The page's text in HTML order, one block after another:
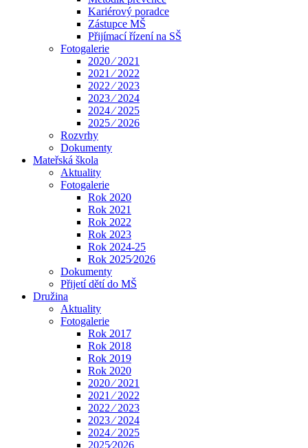
Kariérový poradce
Zástupce MŠ
Přijímací řízení na SŠ
Fotogalerie
2020 ⁄ 2021
2021 ⁄ 2022
2022 ⁄ 2023
2023 ⁄ 2024
2024 ⁄ 2025
2025 ⁄ 2026
Rozvrhy
Dokumenty
Mateřská škola
Aktuality
Fotogalerie
Rok 2020
Rok 2021
Rok 2022
Rok 2023
Rok 2024-25
Rok 2025⁄2026
Dokumenty
Přijetí dětí do MŠ
Družina
Aktuality
Fotogalerie
Rok 2017
Rok 2018
Rok 2019
Rok 2020
2020 ⁄ 2021
2021 ⁄ 2022
2022 ⁄ 2023
2023 ⁄ 2024
2024 ⁄ 2025
2025⁄2026